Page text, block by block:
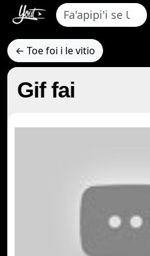
← Toe foi i le vitio
Gif fai